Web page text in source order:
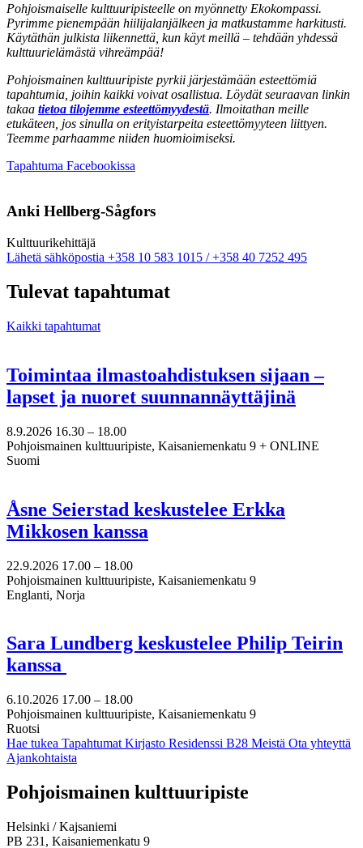
Pohjoismaiselle kulttuuripisteelle on myönnetty Ekokompassi.
Pyrimme pienempään hiilijalanjälkeen ja matkustamme harkitusti.
Käytäthän julkista liikennettä, kun käyt meillä – tehdään yhdessä
kulttuurielämästä vihreämpää!
Pohjoismainen kulttuuripiste pyrkii järjestämään esteettömiä
tapahtumia, joihin kaikki voivat osallistua. Löydät seuraavan linkin
takaa tietoa tilojemme esteettömyydestä. Ilmoitathan meille
etukäteen, jos sinulla on erityistarpeita esteettömyyteen liittyen.
Teemme parhaamme niiden huomioimiseksi.
Tapahtuma Facebookissa
Anki Hellberg-Sågfors
Kulttuuri­kehittäjä
Lähetä sähköpostia Sänd
till
anki.hellberg@nkk.org
+358 10 583 1015 / +358 40 7252 495
Tulevat tapahtumat
Kaikki tapahtumat
Toimintaa ilmastoahdistuksen sijaan –
lapset ja nuoret suunnannäyttäjinä
8.9.2026 16.30 – 18.00
Pohjoismainen kulttuuripiste, Kaisaniemenkatu 9 + ONLINE
Suomi
Åsne Seierstad keskustelee Erkka
Mikkosen kanssa
22.9.2026 17.00 – 18.00
Pohjoismainen kulttuuripiste, Kaisaniemenkatu 9
Englanti, Norja
Sara Lundberg keskustelee Philip Teirin
kanssa
6.10.2026 17.00 – 18.00
Pohjoismainen kulttuuripiste, Kaisaniemenkatu 9
Ruotsi
Hae tukea Tapahtumat Kirjasto Residenssi B28 Meistä Ota yhteyttä
Ajankohtaista
Facebook:
Avataan
välilehteen
Instagram:
Avataan
välilehteen
TikTok:
Avataan
välilehteen
Youtube:
Avataan
välilehteen
Vimeo:
Avataan
välilehteen
Pohjoismainen kulttuuripiste
Helsinki / Kajsaniemi
PB 231, Kaisaniemenkatu 9